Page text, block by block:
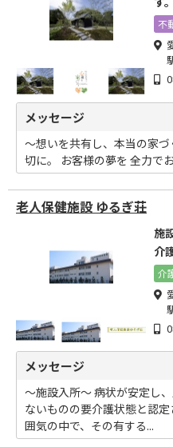
不
メッセージ
～想いを共有し、本当の家
切に。 お客様の夢を 全力で
老人保健施設 ゆるぎ荘
施
介
介
メッセージ
～施設入所～ 病状が安定し
ないものの要介護状態と認
囲気の中で、その有する...